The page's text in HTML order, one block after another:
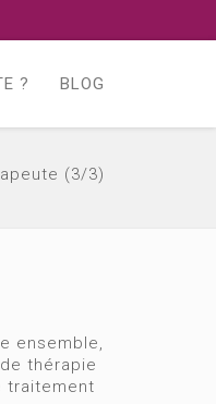
? BLOG
(3/3)
ensemble,
thérapie
traitement